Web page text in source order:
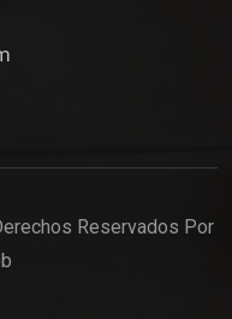
Reservados Por